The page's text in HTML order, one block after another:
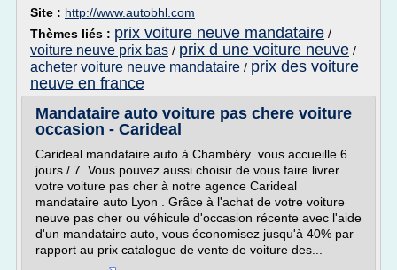
Site : http://www.autobhl.com
Thèmes liés : prix voiture neuve mandataire /
voiture neuve prix bas / prix d une voiture neuve /
acheter voiture neuve mandataire / prix des voiture
neuve en france
Mandataire auto voiture pas chere voiture
occasion - Carideal
Carideal mandataire auto à Chambéry vous accueille 6
jours / 7. Vous pouvez aussi choisir de vous faire livrer
votre voiture pas cher à notre agence Carideal
mandataire auto Lyon . Grâce à l'achat de votre voiture
neuve pas cher ou véhicule d'occasion récente avec l'aide
d'un mandataire auto, vous économisez jusqu'à 40% par
rapport au prix catalogue de vente de voiture des...